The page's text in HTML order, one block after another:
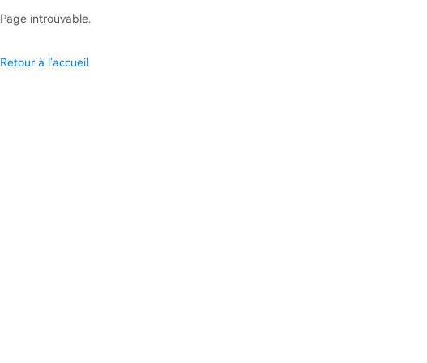
Page introuvable.
Retour à l'accueil